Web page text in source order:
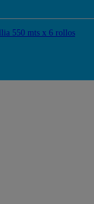
550 mts x 6 rollos